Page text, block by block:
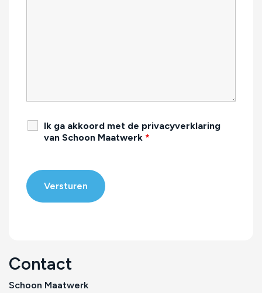
Ik ga akkoord met de privacyverklaring
van Schoon Maatwerk *
Contact
Schoon Maatwerk